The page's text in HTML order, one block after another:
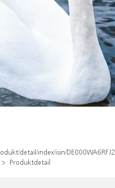
detail/index/isin/DE000WA6RFJ2
Produktdetail